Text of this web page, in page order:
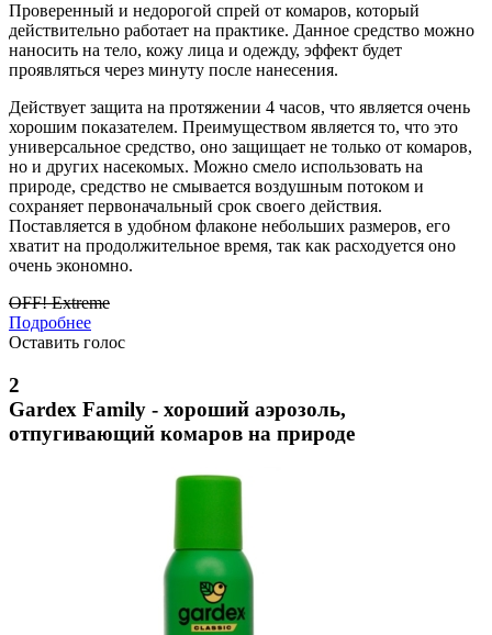
Проверенный и недорогой спрей от комаров, который
действительно работает на практике. Данное средство можно
наносить на тело, кожу лица и одежду, эффект будет
проявляться через минуту после нанесения.
Действует защита на протяжении 4 часов, что является очень
хорошим показателем. Преимуществом является то, что это
универсальное средство, оно защищает не только от комаров,
но и других насекомых. Можно смело использовать на
природе, средство не смывается воздушным потоком и
сохраняет первоначальный срок своего действия.
Поставляется в удобном флаконе небольших размеров, его
хватит на продолжительное время, так как расходуется оно
очень экономно.
OFF! Extreme
Подробнее
Оставить голос
2
Gardex Family - хороший аэрозоль,
отпугивающий комаров на природе